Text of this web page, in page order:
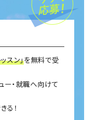
スン」を無料で受
ー・就職へ向けて
る！